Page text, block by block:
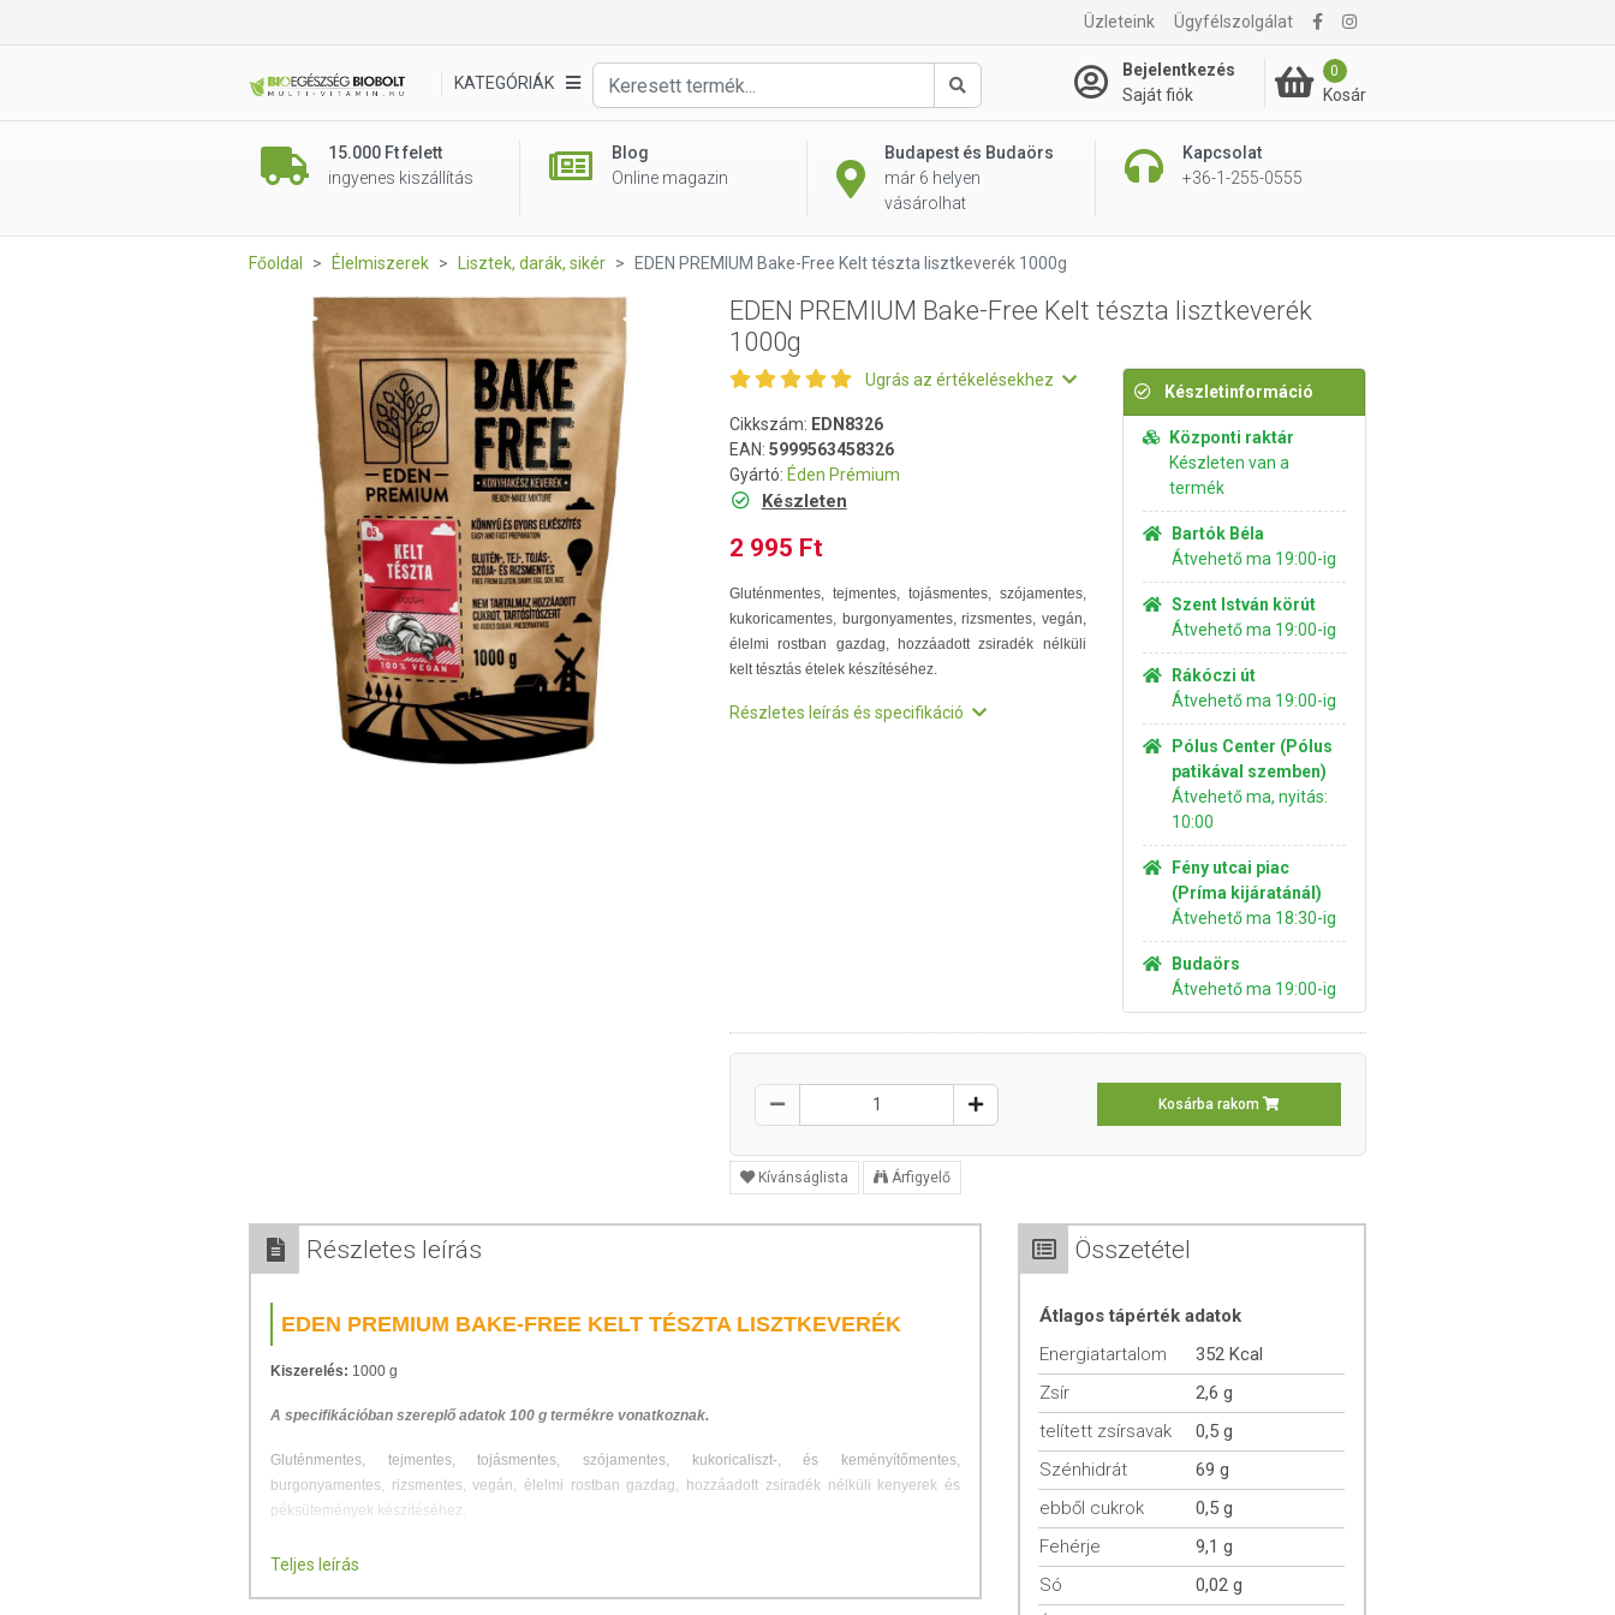
Üzleteink Ügyfélszolgálat
KATEGÓRIÁK
Keresés
Bejelentkezés
Saját fiók
0
Kosár
15.000 Ft felett
ingyenes kiszállítás
Blog
Online magazin
Budapest és Budaörs
már 6 helyen
vásárolhat
Kapcsolat
+36-1-255-0555
2 995 Ft Kosárba rakom
Főoldal Élelmiszerek Lisztek, darák, sikér EDEN PREMIUM Bake-Free Kelt tészta lisztkeverék 1000g
EDEN PREMIUM Bake-Free Kelt tészta lisztkeverék
1000g
Ugrás az értékelésekhez
Cikkszám: EDN8326
EAN: 5999563458326
Gyártó: Éden Prémium
Készleten
2 995 Ft
Gluténmentes, tejmentes, tojásmentes, szójamentes,
kukoricamentes, burgonyamentes, rizsmentes, vegán,
élelmi rostban gazdag, hozzáadott zsiradék nélküli
kelt tésztás ételek készítéséhez.
Részletes leírás és specifikáció
Készletinformáció
Központi raktár
Készleten van a
termék
Bartók Béla
Átvehető ma 19:00-ig
Szent István körút
Átvehető ma 19:00-ig
Rákóczi út
Átvehető ma 19:00-ig
Pólus Center (Pólus
patikával szemben)
Átvehető ma, nyitás:
10:00
Fény utcai piac
(Príma kijáratánál)
Átvehető ma 18:30-ig
Budaörs
Átvehető ma 19:00-ig
Kosárba rakom
Kívánságlista Árfigyelő
Részletes leírás
EDEN PREMIUM BAKE-FREE KELT TÉSZTA LISZTKEVERÉK
Kiszerelés: 1000 g
A specifikációban szereplő adatok 100 g termékre vonatkoznak.
Gluténmentes, tejmentes, tojásmentes, szójamentes, kukoricaliszt-, és keményítőmentes,
burgonyamentes, rizsmentes, vegán, élelmi rostban gazdag, hozzáadott zsiradék nélküli kenyerek és
péksütemények készítéséhez.
FELHASZNÁLÁSI TERÜLET
Teljes leírás
Összetétel
Átlagos tápérték adatok
Energiatartalom
352 Kcal
Zsír
2,6 g
telített zsírsavak
0,5 g
Szénhidrát
69 g
ebből cukrok
0,5 g
Fehérje
9,1 g
Só
0,02 g